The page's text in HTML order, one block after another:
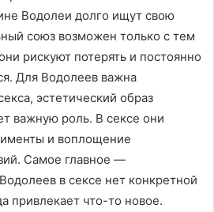
Водолеи долго ищут свою
союз возможен только с тем
рискуют потерять и постоянно
Для Водолеев важна
эстетический образ
важную роль. В сексе они
и воплощение
Самое главное —
в сексе нет конкретной
привлекает что-то новое.